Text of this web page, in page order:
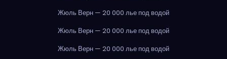
Жюль Верн — 20 000 лье под водой
Жюль Верн — 20 000 лье под водой
Жюль Верн — 20 000 лье под водой